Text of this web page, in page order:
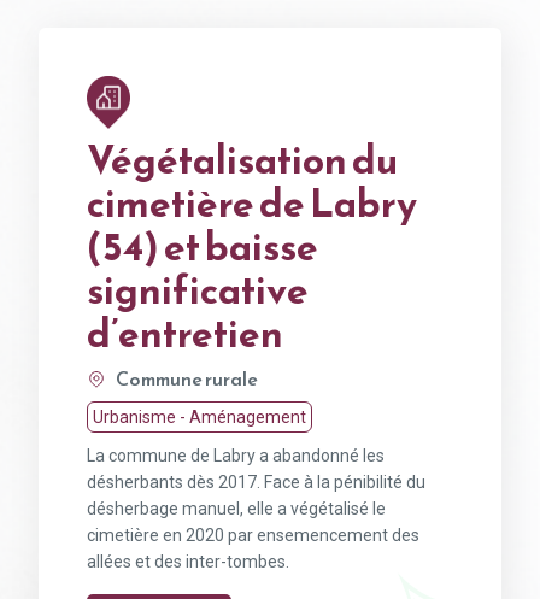
Végétalisation du
cimetière de Labry
(54) et baisse
significative
d’entretien
Commune rurale
Urbanisme - Aménagement
La commune de Labry a abandonné les
désherbants dès 2017. Face à la pénibilité du
désherbage manuel, elle a végétalisé le
cimetière en 2020 par ensemencement des
allées et des inter-tombes.